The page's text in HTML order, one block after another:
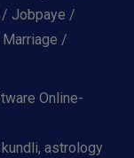
/ Jobpaye /
/
Online-
astrology